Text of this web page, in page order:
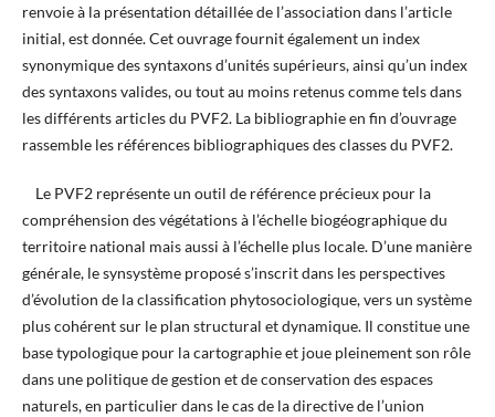
renvoie à la présentation détaillée de l’association dans l’article
initial, est donnée. Cet ouvrage fournit également un index
synonymique des syntaxons d’unités supérieurs, ainsi qu’un index
des syntaxons valides, ou tout au moins retenus comme tels dans
les différents articles du PVF2. La bibliographie en fin d’ouvrage
rassemble les références bibliographiques des classes du PVF2.
Le PVF2 représente un outil de référence précieux pour la
compréhension des végétations à l’échelle biogéographique du
territoire national mais aussi à l’échelle plus locale. D’une manière
générale, le synsystème proposé s’inscrit dans les perspectives
d’évolution de la classification phytosociologique, vers un système
plus cohérent sur le plan structural et dynamique. Il constitue une
base typologique pour la cartographie et joue pleinement son rôle
dans une politique de gestion et de conservation des espaces
naturels, en particulier dans le cas de la directive de l’union